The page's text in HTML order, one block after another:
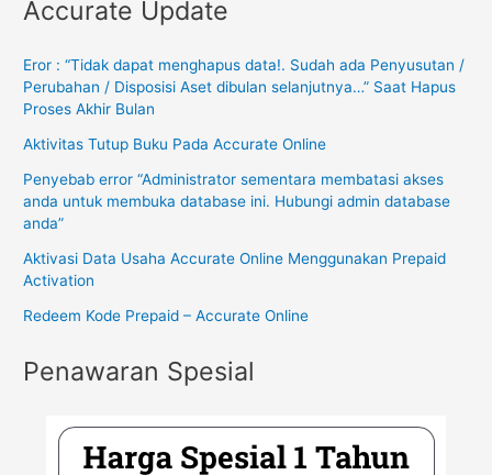
Accurate Update
Eror : “Tidak dapat menghapus data!. Sudah ada Penyusutan /
Perubahan / Disposisi Aset dibulan selanjutnya…” Saat Hapus
Proses Akhir Bulan
Aktivitas Tutup Buku Pada Accurate Online
Penyebab error “Administrator sementara membatasi akses
anda untuk membuka database ini. Hubungi admin database
anda”
Aktivasi Data Usaha Accurate Online Menggunakan Prepaid
Activation
Redeem Kode Prepaid – Accurate Online
Penawaran Spesial